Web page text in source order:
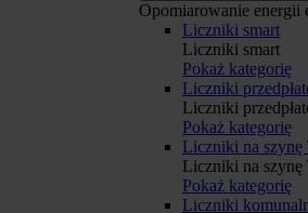
Opomiarowanie energii
Liczniki smart
Liczniki smart
Pokaż kategorię
Liczniki
Liczniki
Pokaż kategorię
Liczniki na szynę
Liczniki na szynę
Pokaż kategorię
Liczniki